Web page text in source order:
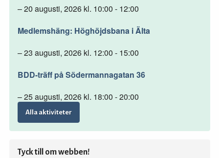
– 20 augusti, 2026 kl. 10:00 - 12:00
Medlemshäng: Höghöjdsbana i Älta
– 23 augusti, 2026 kl. 12:00 - 15:00
BDD-träff på Södermannagatan 36
– 25 augusti, 2026 kl. 18:00 - 20:00
Alla aktiviteter
Tyck till om webben!